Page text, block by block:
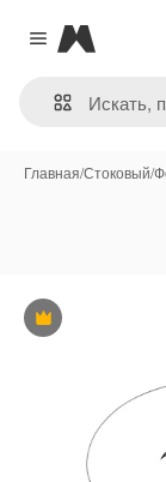
Close menu
Magnific
Главная/Стоковый/
Премиум